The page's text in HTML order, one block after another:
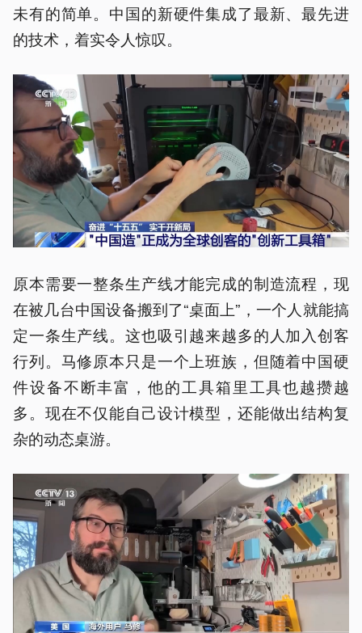
未有的简单。中国的新硬件集成了最新、最先进
的技术，着实令人惊叹。
原本需要一整条生产线才能完成的制造流程，现
在被几台中国设备搬到了“桌面上”，一个人就能搞
定一条生产线。这也吸引越来越多的人加入创客
行列。马修原本只是一个上班族，但随着中国硬
件设备不断丰富，他的工具箱里工具也越攒越
多。现在不仅能自己设计模型，还能做出结构复
杂的动态桌游。